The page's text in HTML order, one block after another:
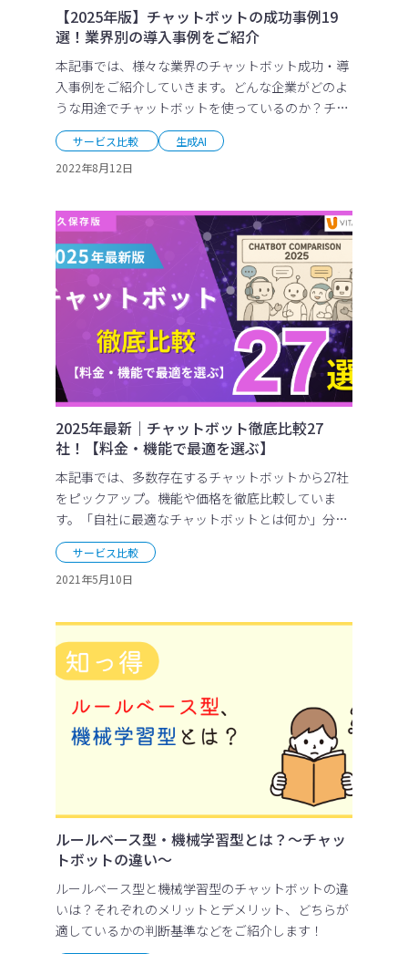
【2025年版】チャットボットの成功事例19
選！業界別の導入事例をご紹介
本記事では、様々な業界のチャットボット成功・導
入事例をご紹介していきます。どんな企業がどのよ
うな用途でチャットボットを使っているのか？チャ
ットボットの様々な事例をぜひご一読ください。
サービス比較
生成AI
2022年8月12日
2025年最新｜チャットボット徹底比較27
社！【料金・機能で最適を選ぶ】
本記事では、多数存在するチャットボットから27社
をピックアップ。機能や価格を徹底比較していま
す。「自社に最適なチャットボットとは何か」分か
る内容です。ぜひご一読ください。
サービス比較
2021年5月10日
ルールベース型・機械学習型とは？～チャッ
トボットの違い～
ルールベース型と機械学習型のチャットボットの違
いは？それぞれのメリットとデメリット、どちらが
適しているかの判断基準などをご紹介します！